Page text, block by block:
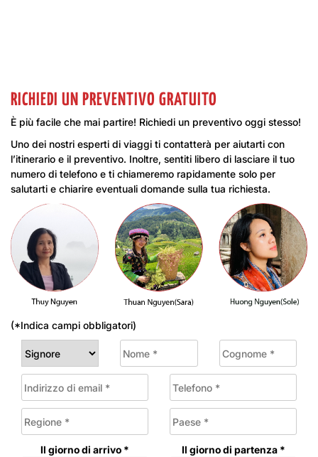
RICHIEDI UN PREVENTIVO GRATUITO
È più facile che mai partire! Richiedi un preventivo oggi stesso!
Uno dei nostri esperti di viaggi ti contatterà per aiutarti con
l’itinerario e il preventivo. Inoltre, sentiti libero di lasciare il tuo
numero di telefono e ti chiameremo rapidamente solo per
salutarti e chiarire eventuali domande sulla tua richiesta.
(*Indica campi obbligatori)
Il giorno di arrivo * Il giorno di partenza *